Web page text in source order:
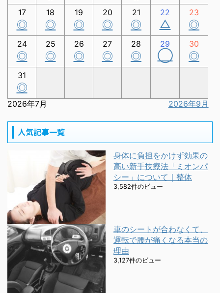
17
◎
18
◎
19
◎
20
◎
21
◎
22
△
23
◎
24
◎
25
◎
26
◎
27
◎
28
◎
29
◯
30
◎
31
◎
2026年7月 2026年9月
人気記事一覧
身体に負担をかけず効果の
高い新手技療法「ミオンパ
シー」について｜整体
3,582件のビュー
車のシートが合わなくて、
運転で腰が痛くなる本当の
理由
3,127件のビュー